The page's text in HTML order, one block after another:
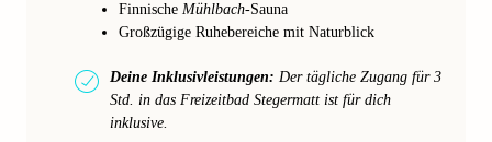
Finnische Mühlbach-Sauna
Großzügige Ruhebereiche mit Naturblick
Deine Inklusivleistungen: Der tägliche Zugang für 3
Std. in das Freizeitbad Stegermatt ist für dich
inklusive.